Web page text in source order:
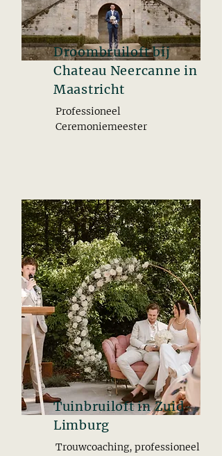
Droombruiloft bij
Chateau Neercanne in
Maastricht
Professioneel
Ceremoniemeester
Tuinbruiloft in Zuid-
Limburg
Trouwcoaching, professioneel